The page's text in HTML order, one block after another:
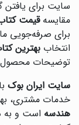
سایت برای یافتن
مقایسهقیمت
برای صرفه‌جویی
انتخاب بهترین
توضیحات
سایت ایران بوک
خدمات مشتری،
هندسه است و به